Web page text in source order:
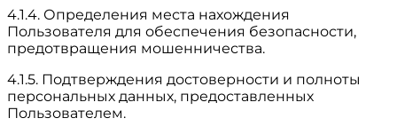
4.1.4. Определения места нахождения
Пользователя для обеспечения безопасности,
предотвращения мошенничества.
4.1.5. Подтверждения достоверности и полноты
персональных данных, предоставленных
Пользователем.